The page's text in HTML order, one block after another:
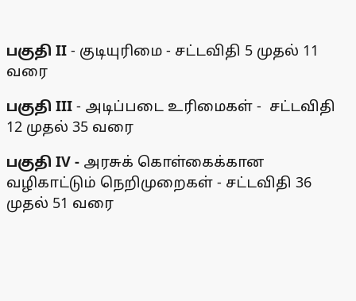
பகுதி II - குடியுரிமை - சட்டவிதி 5 முதல் 11
வரை
பகுதி III - அடிப்படை உரிமைகள் - சட்டவிதி
12 முதல் 35 வரை
பகுதி IV - அரசுக் கொள்கைக்கான
வழிகாட்டும் நெறிமுறைகள் - சட்டவிதி 36
முதல் 51 வரை